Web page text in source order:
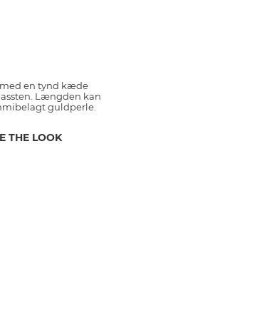
en tynd kæde
Længden kan
guldperle.
THE LOOK